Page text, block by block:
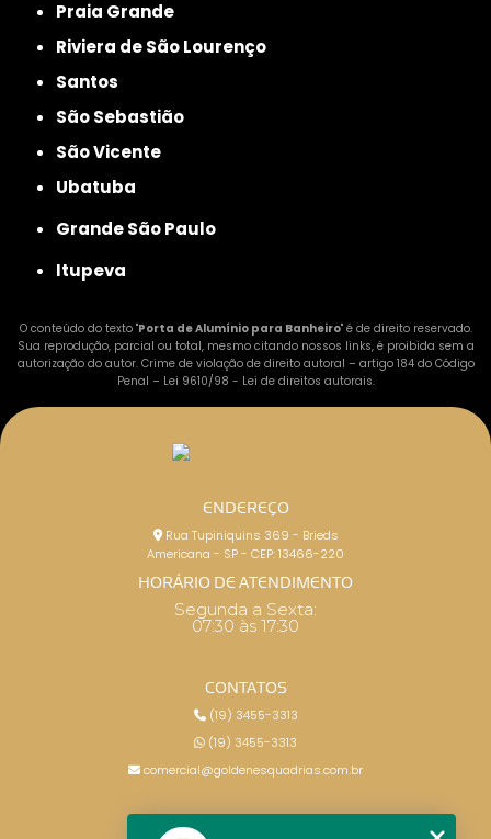
Praia Grande
Riviera de São Lourenço
Santos
São Sebastião
São Vicente
Ubatuba
Grande São Paulo
Itupeva
O conteúdo do texto "Porta de Alumínio para Banheiro" é de direito reservado.
Sua reprodução, parcial ou total, mesmo citando nossos links, é proibida sem a
autorização do autor. Crime de violação de direito autoral – artigo 184 do Código
Penal – Lei 9610/98 - Lei de direitos autorais.
ENDEREÇO
Rua Tupiniquins 369 - Brieds
Americana - SP - CEP: 13466-220
HORÁRIO DE ATENDIMENTO
Segunda a Sexta:
07:30 às 17:30
CONTATOS
(19) 3455-3313
(19) 3455-3313
comercial@goldenesquadrias.com.br